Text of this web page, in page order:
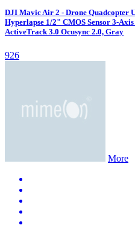
DJI Mavic Air 2 - Drone Quadcopter
Hyperlapse 1/2" CMOS Sensor 3-
ActiveTrack 3.0 Ocusync 2.0, Gray
926
More